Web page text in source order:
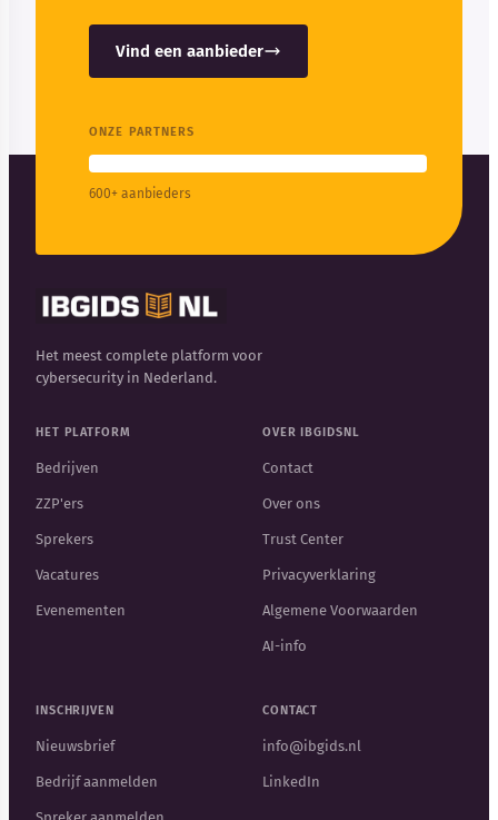
Vind een aanbieder
ONZE PARTNERS
600+ aanbieders
Het meest complete platform voor
cybersecurity in Nederland.
HET PLATFORM
Bedrijven
ZZP'ers
Sprekers
Vacatures
Evenementen
OVER IBGIDSNL
Contact
Over ons
Trust Center
Privacyverklaring
Algemene Voorwaarden
AI-info
INSCHRIJVEN
Nieuwsbrief
Bedrijf aanmelden
CONTACT
info@ibgids.nl
LinkedIn